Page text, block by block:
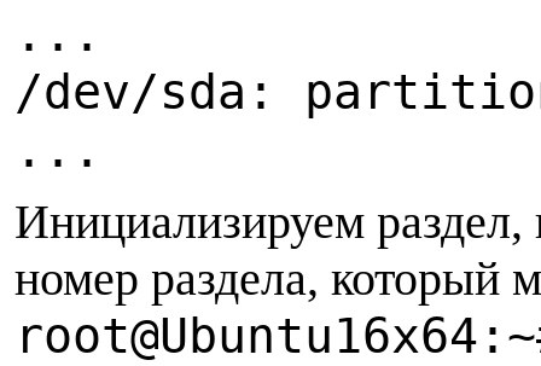
...
/dev/sda:
...
Инициализируем
номер раздела, который